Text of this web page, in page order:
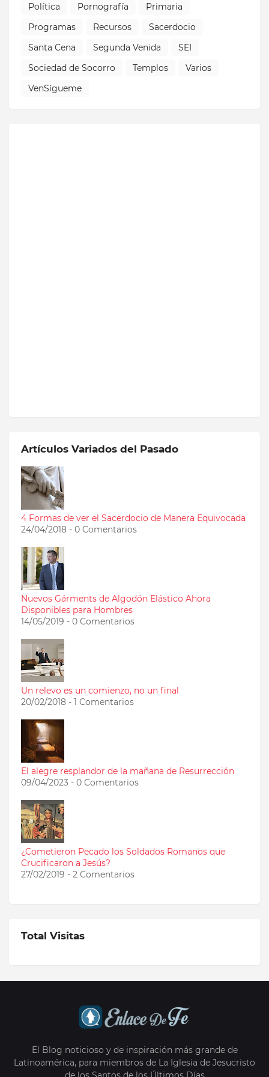
Política
Pornografía
Primaria
Programas
Recursos
Sacerdocio
Santa Cena
Segunda Venida
SEI
Sociedad de Socorro
Templos
Varios
VenSígueme
Artículos Variados del Pasado
4 Formas de ver el Sacerdocio de Manera Equivocada
24/04/2018 - 0 Comentarios
Nuevos Gárments de Algodón Elástico Ahora
Disponibles para Hombres
14/05/2019 - 0 Comentarios
Un relevo es un comienzo, no un final
20/02/2018 - 1 Comentarios
El alegre resplandor de la mañana de Resurrección
09/04/2023 - 0 Comentarios
¿Cometieron Pecado los Soldados Romanos que
Crucificaron a Jesús?
27/02/2019 - 2 Comentarios
Total Visitas
El Blog noticioso y de inspiración más grande de
Latinoamérica, para miembros de La Iglesia de Jesucristo